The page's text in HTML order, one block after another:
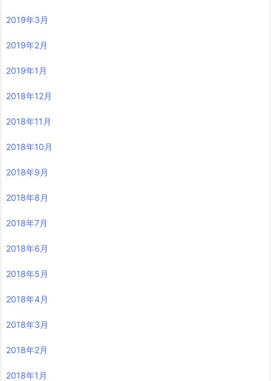
2019年3月
2019年2月
2019年1月
2018年12月
2018年11月
2018年10月
2018年9月
2018年8月
2018年7月
2018年6月
2018年5月
2018年4月
2018年3月
2018年2月
2018年1月